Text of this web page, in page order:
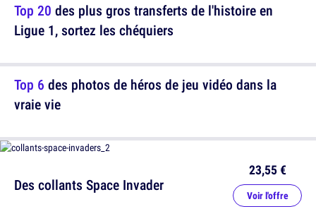
Top 6 des photos de héros de jeu vidéo dans la
vraie vie
Top 20 des plus gros transferts de l'histoire en
Ligue 1, sortez les chéquiers
Des collants Space Invader
23,55 €
Voir l'offre